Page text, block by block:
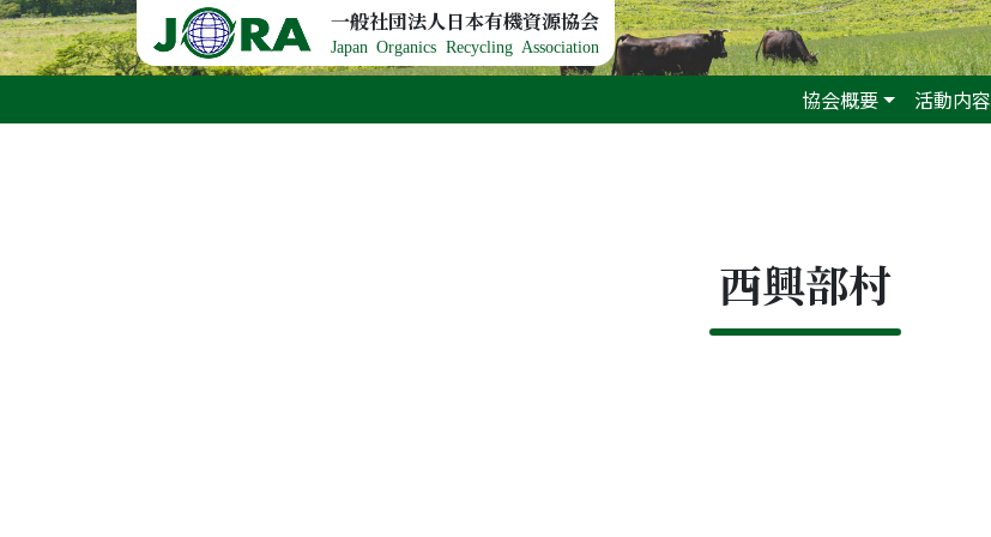
Skip to content 一般社団法人日本有機資源協会
Japan Organics Recycling Association
協会概要 活動内容
西興部村